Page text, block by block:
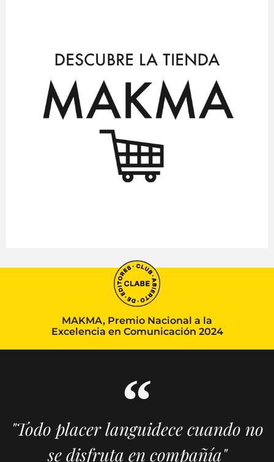
MAKMA, Premio Nacional a la
Excelencia en Comunicación 2024
"Todo placer languidece cuando no
se disfruta en compañía"